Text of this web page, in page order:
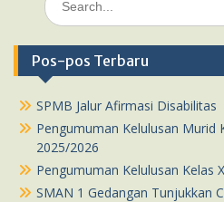
for:
Pos-pos Terbaru
SPMB Jalur Afirmasi Disabilitas
Pengumuman Kelulusan Murid
2025/2026
Pengumuman Kelulusan Kelas
SMAN 1 Gedangan Tunjukkan